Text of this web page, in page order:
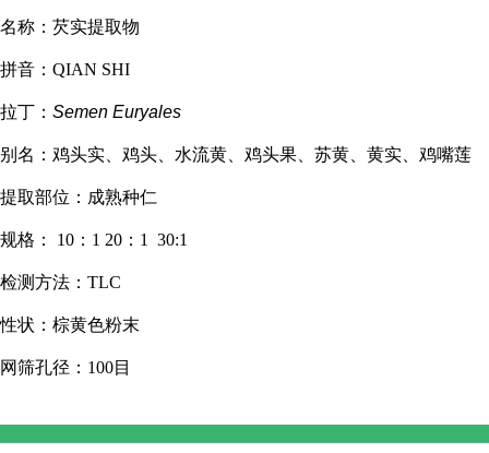
名称：芡实提取物
拼音：QIAN SHI
拉丁： Semen Euryales
别名：鸡头实、鸡头、水流黄、鸡头果、苏黄、黄实、鸡嘴莲
提取部位：成熟种仁
规格： 10：1 20：1 30:1
检测方法：TLC
性状：棕黄色粉末
网筛孔径：100目